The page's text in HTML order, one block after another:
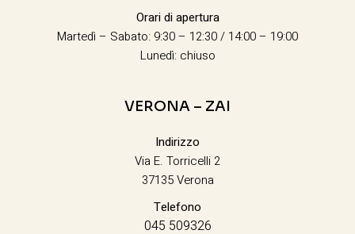
Orari di apertura
Martedì – Sabato: 9:30 – 12:30 / 14:00 – 19:00
Lunedì: chiuso
VERONA – ZAI
Indirizzo
Via E. Torricelli 2
37135 Verona
Telefono
045 509326